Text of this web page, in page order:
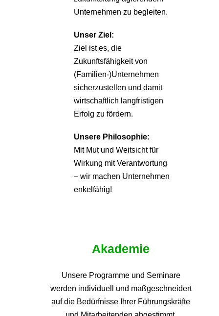
Unternehmen zu begleiten.
Unser Ziel:
Ziel ist es, die
Zukunftsfähigkeit von
(Familien-)Unternehmen
sicherzustellen und damit
wirtschaftlich langfristigen
Erfolg zu fördern.
Unsere Philosophie:
Mit Mut und Weitsicht für
Wirkung mit Verantwortung
– wir machen Unternehmen
enkelfähig!
Akademie
Unsere Programme und Seminare
werden individuell und maßgeschneidert
auf die Bedürfnisse Ihrer Führungskräfte